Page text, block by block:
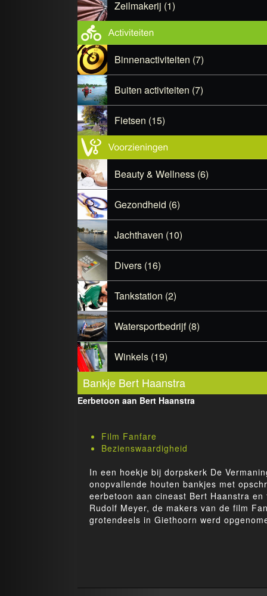
Zeilmakerij (1)
Binnenactiviteiten (7)
Buiten activiteiten (7)
Fietsen (15)
Beauty & Wellness (6)
Gezondheid (6)
Jachthaven (10)
Divers (16)
Tankstation (2)
Watersportbedrijf (8)
Winkels (19)
Bankje Bert Haanstra
Eerbetoon aan Bert Haanstra
Film Fanfare
Bezienswaardigheid
In een hoekje bij dorpskerk De
onopvallende houten bankjes met
eerbetoon aan cineast Bert Haanstra
Rudolf Meyer, de makers van de film
grotendeels in Giethoorn werd